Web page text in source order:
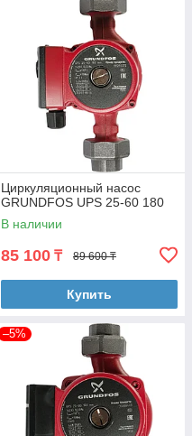
Циркуляционный насос
GRUNDFOS UPS 25-60 180
В наличии
85 100 ₸ 89 600 ₸
Купить
–5%